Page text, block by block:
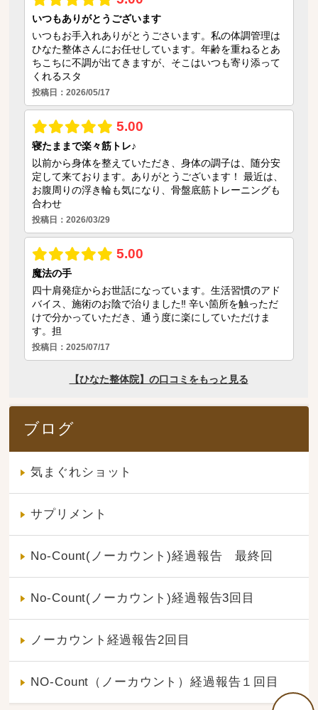
ブログ
気まぐれショット
サプリメント
No-Count(ノーカウント)経過報告 最終回
No-Count(ノーカウント)経過報告3回目
ノーカウント経過報告2回目
NO-Count（ノーカウント）経過報告１回目